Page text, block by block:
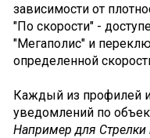
зависимости от
"По скорости" -
"Мегаполис" и
определенной
Каждый из профилей
уведомлений по
Например для Стрелки